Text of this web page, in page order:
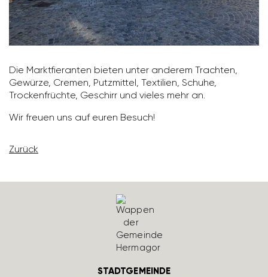
Die Markt­fier­anten bieten unter anderem Trachten,
Gewürze, Cremen, Putz­mittel, Texti­lien, Schuhe,
Trocken­früchte, Geschirr und vieles mehr an.
Wir freuen uns auf euren Besuch!
Zurück
STADTGEMEINDE